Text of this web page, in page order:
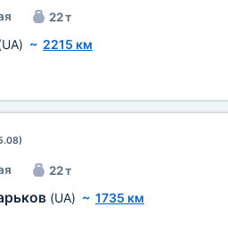
22 т
~ 2215 км
22 т
(UA) ~ 1735 км